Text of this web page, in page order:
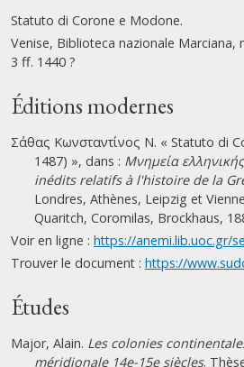
Statuto di Corone e Modone.
Venise, Biblioteca nazionale Marciana,
3 ff. 1440 ?
Éditions modernes
Σάθας Κωνσταντίνος Ν. « Statuto di
1487) », dans : Μνημεία
inédits relatifs à l'histoire de la
Londres, Athènes, Leipzig et
Quaritch, Coromilas, Brockhaus,
Voir en ligne : https://anemi.lib.uoc.gr/
Trouver le document : https://
Études
Major, Alain. Les colonies
méridionale 14e-15e siècles.